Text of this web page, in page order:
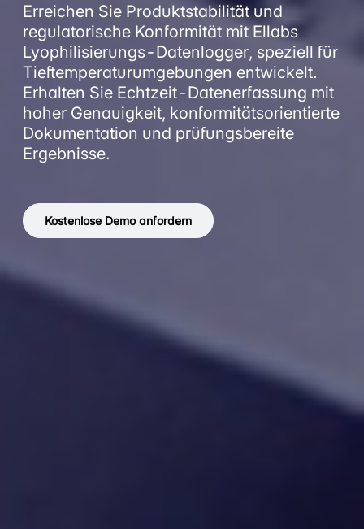
Erreichen Sie Produktstabilität und
regulatorische Konformität mit Ellabs
Lyophilisierungs-Datenlogger, speziell für
Tieftemperaturumgebungen entwickelt.
Erhalten Sie Echtzeit-Datenerfassung mit
hoher Genauigkeit, konformitätsorientierte
Dokumentation und prüfungsbereite
Ergebnisse.
Kostenlose Demo anfordern